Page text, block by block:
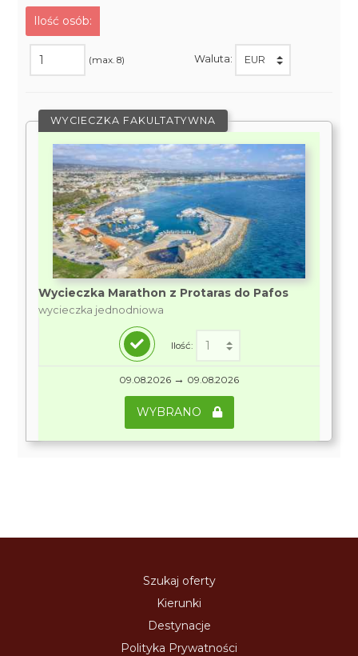
Ilość osób:
(max. 8) Waluta:
WYCIECZKA FAKULTATYWNA
Wycieczka Marathon z Protaras do Pafos
wycieczka jednodniowa
Ilość:
09.08.2026 → 09.08.2026
WYBRANO
Szukaj oferty
Kierunki
Destynacje
Polityka Prywatności